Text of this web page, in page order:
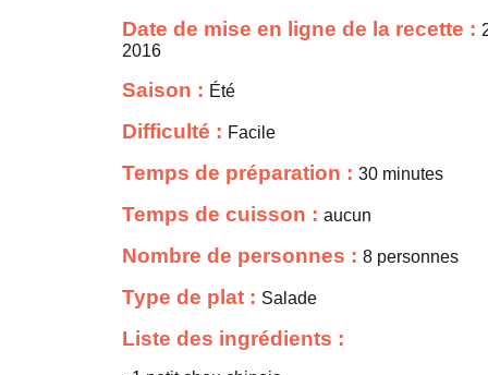
Date de mise en ligne de la recette :
2016
Saison : Été
Difficulté : Facile
Temps de préparation : 30 minutes
Temps de cuisson : aucun
Nombre de personnes : 8 personnes
Type de plat : Salade
Liste des ingrédients :